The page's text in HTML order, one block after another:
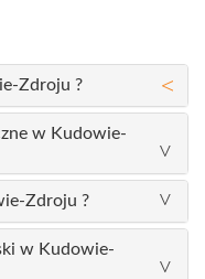
Zdroju ?
w Kudowie-
Zdroju ?
w Kudowie-